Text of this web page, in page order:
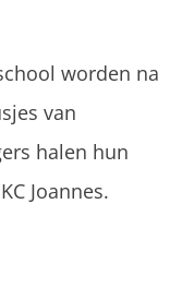
worden na
van
halen hun
Joannes.